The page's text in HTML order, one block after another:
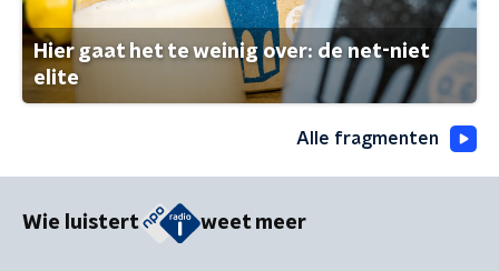
Hier gaat het te weinig over: de net-niet
elite
Alle fragmenten
Wie luistert weet meer